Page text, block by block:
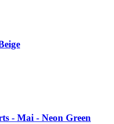
- Mai - Neon Green